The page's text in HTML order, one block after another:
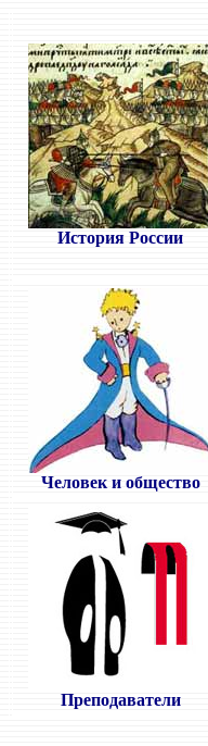
История России
Человек и общество
Преподаватели